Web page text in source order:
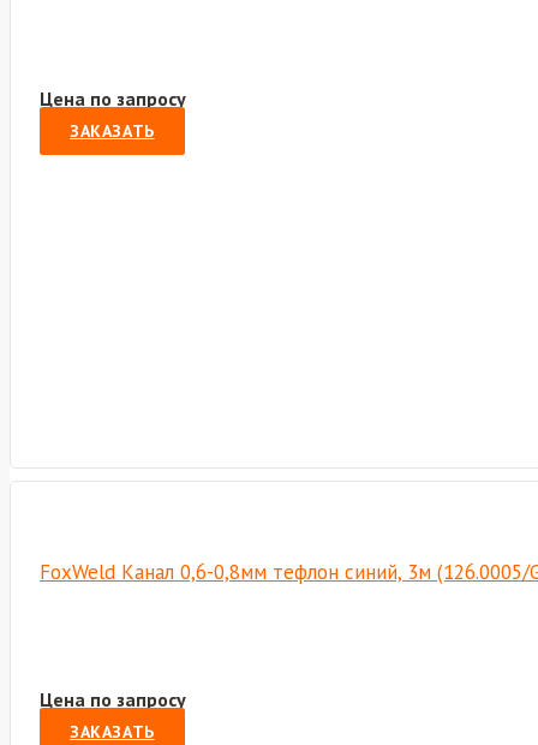
Цена по запросу
ЗАКАЗАТЬ
FoxWeld Канал 0,6-0,8мм тефлон синий, 3м
Цена по запросу
ЗАКАЗАТЬ